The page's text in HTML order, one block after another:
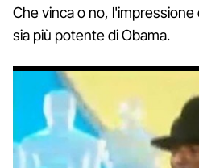
Che vinca o no, l'impressione
sia più potente di Obama.